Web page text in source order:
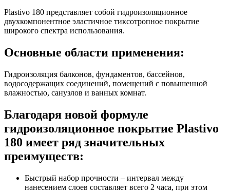
Plastivo 180 представляет собой гидроизоляционное
двухкомпонентное эластичное тиксотропное покрытие
широкого спектра использования.
Основные области применения:
Гидроизоляция балконов, фундаментов, бассейнов,
водосодержащих соединений, помещений с повышенной
влажностью, санузлов и ванных комнат.
Благодаря новой формуле
гидроизоляционное покрытие Plastivo
180 имеет ряд значительных
преимуществ:
Быстрый набор прочности – интервал между
нанесением слоев составляет всего 2 часа, при этом